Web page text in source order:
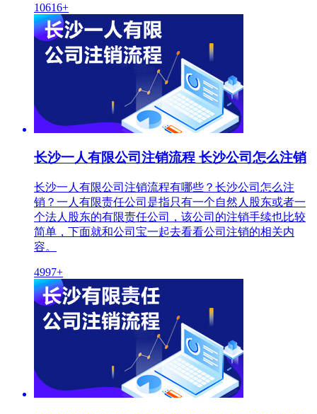
10616+
长沙一人有限公司注销流程 长沙公司怎么注销
长沙一人有限公司注销流程有哪些？长沙公司怎么注
销？一人有限责任公司是指只有一个自然人股东或者一
个法人股东的有限责任公司，该公司的注销手续也比较
简单，下面就和公司宝一起去看看公司注销的相关内
容。
4997+